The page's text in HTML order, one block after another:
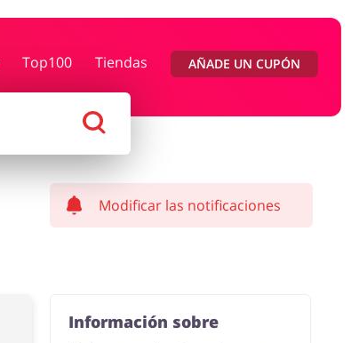
Top100 Tiendas AÑADE UN CUPÓN
Megatiendas
Modificar las notificaciones
Información sobre